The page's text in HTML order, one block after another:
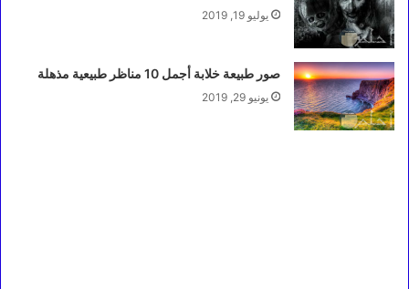
يوليو 19, 2019
صور طبيعة خلابة أجمل 10 مناظر طبيعية مذهلة
يونيو 29, 2019